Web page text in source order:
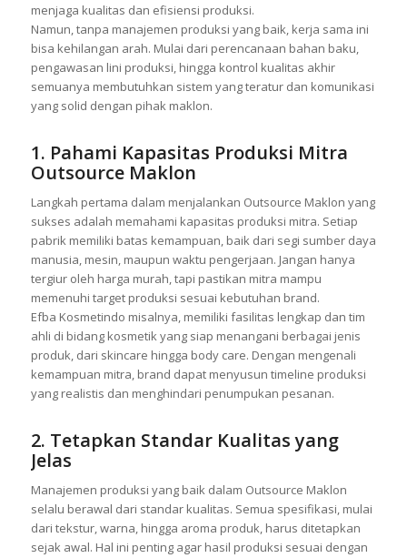
menjaga kualitas dan efisiensi produksi.
Namun, tanpa manajemen produksi yang baik, kerja sama ini
bisa kehilangan arah. Mulai dari perencanaan bahan baku,
pengawasan lini produksi, hingga kontrol kualitas akhir
semuanya membutuhkan sistem yang teratur dan komunikasi
yang solid dengan pihak maklon.
1. Pahami Kapasitas Produksi Mitra
Outsource Maklon
Langkah pertama dalam menjalankan Outsource Maklon yang
sukses adalah memahami kapasitas produksi mitra. Setiap
pabrik memiliki batas kemampuan, baik dari segi sumber daya
manusia, mesin, maupun waktu pengerjaan. Jangan hanya
tergiur oleh harga murah, tapi pastikan mitra mampu
memenuhi target produksi sesuai kebutuhan brand.
Efba Kosmetindo misalnya, memiliki fasilitas lengkap dan tim
ahli di bidang kosmetik yang siap menangani berbagai jenis
produk, dari skincare hingga body care. Dengan mengenali
kemampuan mitra, brand dapat menyusun timeline produksi
yang realistis dan menghindari penumpukan pesanan.
2. Tetapkan Standar Kualitas yang
Jelas
Manajemen produksi yang baik dalam Outsource Maklon
selalu berawal dari standar kualitas. Semua spesifikasi, mulai
dari tekstur, warna, hingga aroma produk, harus ditetapkan
sejak awal. Hal ini penting agar hasil produksi sesuai dengan